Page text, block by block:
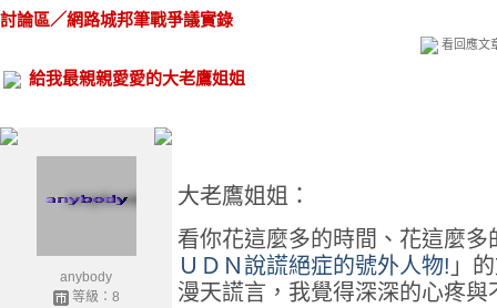
討論區／網路城邦筆戰爭議實錄
看回應文
給我最親親愛愛的大老鷹姐姐
anybody
等級：8
大老鷹姐姐：
看你花這麼多的時間、花這麼多
ＵＤＮ說謊絕症的號外人物! 」
漫天謊言，我覺得深深的心疼與